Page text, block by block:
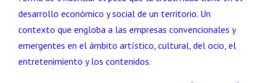
desarrollo económico y social de un territorio. Un
contexto que engloba a las empresas convencionales y
emergentes en el ámbito artístico, cultural, del ocio, el
entretenimiento y los contenidos.